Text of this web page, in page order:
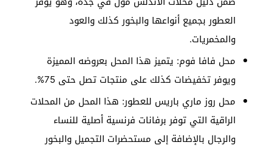
العطور بجميع أنواعها والبخور كذلك والعود
والمخمريات.
محل فافا فوم: يتميز هذا المحل بعروضه المميزة
ويوفر تخفيضات كذلك على منتجات تصل حتى 75%.
محل روز ماري باريس للعطور: هذا المحل من المحلات
الراقية التي توفر برفانات فرنسية أصلية للنساء
والرجال بالإضافة إلى مستحضرات التجميل والبخور